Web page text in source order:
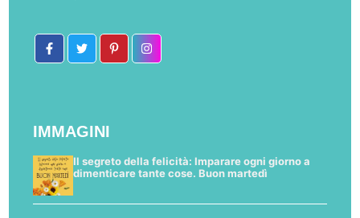
IMMAGINI
Il segreto della felicità: Imparare ogni giorno a
dimenticare tante cose. Buon martedì